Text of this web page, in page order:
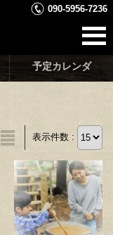
090-5956-7236
予定カレンダ
表示件数 :